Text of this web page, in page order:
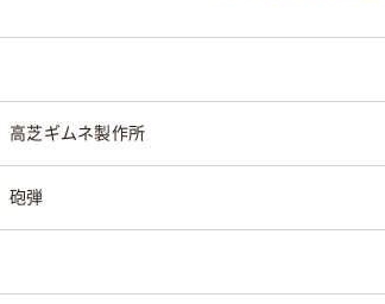
高芝ギムネ製作所
砲弾